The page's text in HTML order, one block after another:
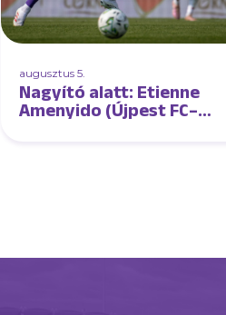
augusztus 5.
Nagyító alatt: Etienne
Amenyido (Újpest FC–